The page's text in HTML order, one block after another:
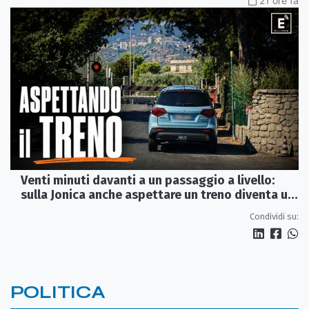
Venti minuti davanti a un passaggio a livello:
sulla Jonica anche aspettare un treno diventa un
Condividi su:
POLITICA